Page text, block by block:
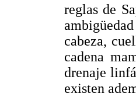
reglas de
cabeza,
cadena
drenaje
existen